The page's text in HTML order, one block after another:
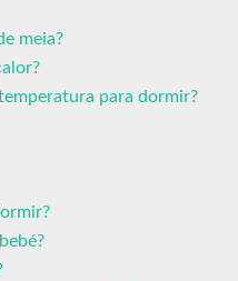
meia?
para dormir?